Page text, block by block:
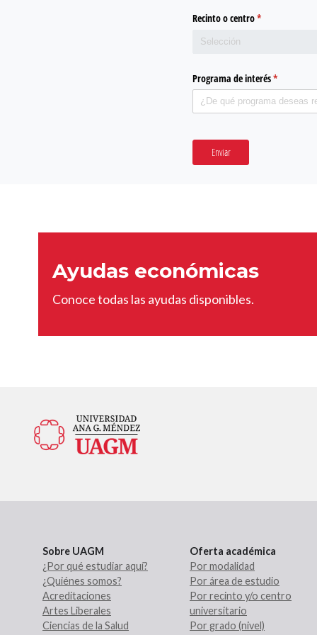
Recinto o centro*
(required)
Programa de interés*
(required)
Enviar
Ayudas económicas
Conoce todas las ayudas disponibles.
Sobre UAGM
¿Por qué estudiar aquí?
¿Quiénes somos?
Acreditaciones
Artes Liberales
Ciencias de la Salud
Oferta académica
Por modalidad
Por área de estudio
Por recinto y/o centro
universitario
Por grado (nivel)